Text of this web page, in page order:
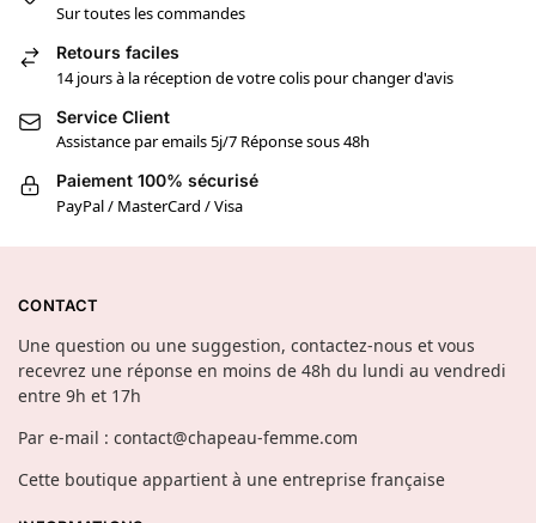
Sur toutes les commandes
Retours faciles
14 jours à la réception de votre colis pour changer d'avis
Service Client
Assistance par emails 5j/7 Réponse sous 48h
Paiement 100% sécurisé
PayPal / MasterCard / Visa
CONTACT
Une question ou une suggestion, contactez-nous et vous
recevrez une réponse en moins de 48h du lundi au vendredi
entre 9h et 17h
Par e-mail : contact@chapeau-femme.com
Cette boutique appartient à une entreprise française